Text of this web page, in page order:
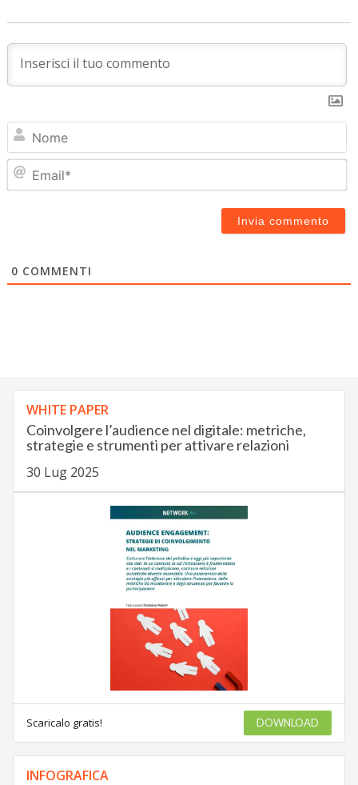
0 COMMENTI
WHITE PAPER
Coinvolgere l’audience nel digitale: metriche,
strategie e strumenti per attivare relazioni
30 Lug 2025
Scaricalo gratis! DOWNLOAD
INFOGRAFICA